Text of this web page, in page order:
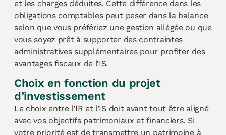
et les charges déduites. Cette différence dans les
obligations comptables peut peser dans la balance
selon que vous préfériez une gestion allégée ou que
vous soyez prêt à supporter des contraintes
administratives supplémentaires pour profiter des
avantages fiscaux de l’IS.
Choix en fonction du projet
d’investissement
Le choix entre l’IR et l’IS doit avant tout être aligné
avec vos objectifs patrimoniaux et financiers. Si
votre priorité est de transmettre un patrimoine à